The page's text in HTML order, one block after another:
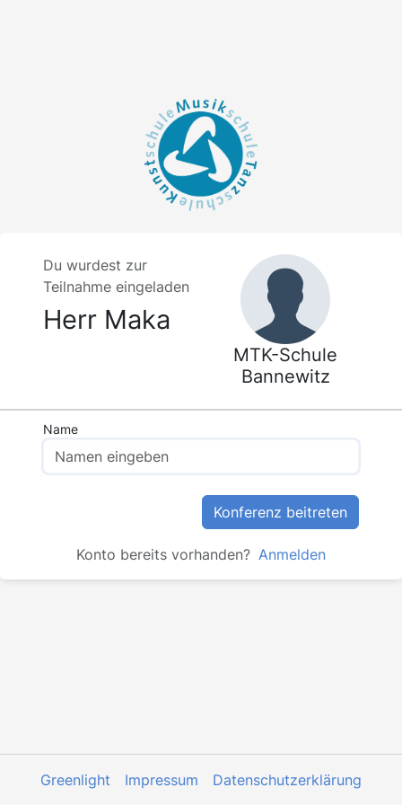
Du wurdest zur
Teilnahme eingeladen
Herr Maka
MTK-Schule
Bannewitz
Name
Konferenz beitreten
Konto bereits vorhanden? Anmelden
Greenlight Impressum Datenschutzerklärung